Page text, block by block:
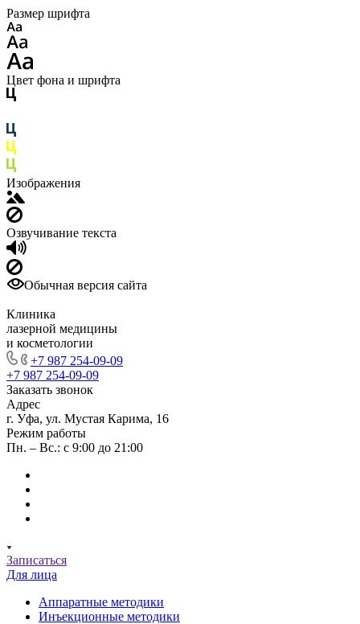
Размер шрифта
Цвет фона и шрифта
Изображения
Озвучивание текста
Обычная версия сайта
Клиника
лазерной медицины
и косметологии
+7 987 254-09-09
+7 987 254-09-09
Заказать звонок
Адрес
г. Уфа, ул. Мустая Карима, 16
Режим работы
Пн. – Вс.: с 9:00 до 21:00
Записаться
Для лица
Аппаратные методики
Инъекционные методики